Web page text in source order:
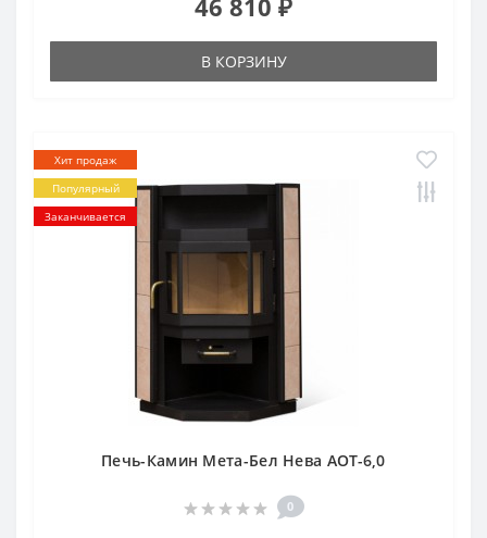
46 810 ₽
В КОРЗИНУ
Хит продаж
Популярный
Заканчивается
Печь-Камин Мета-Бел Нева АОТ-6,0
0